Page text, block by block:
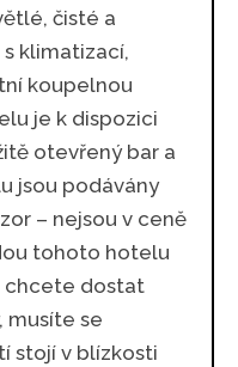
čisté a
klimatizací,
koupelnou
je k dispozici
otevřený bar a
jsou podávány
– nejsou v ceně
tohoto hotelu
chcete dostat
musíte se
stojí v blízkosti